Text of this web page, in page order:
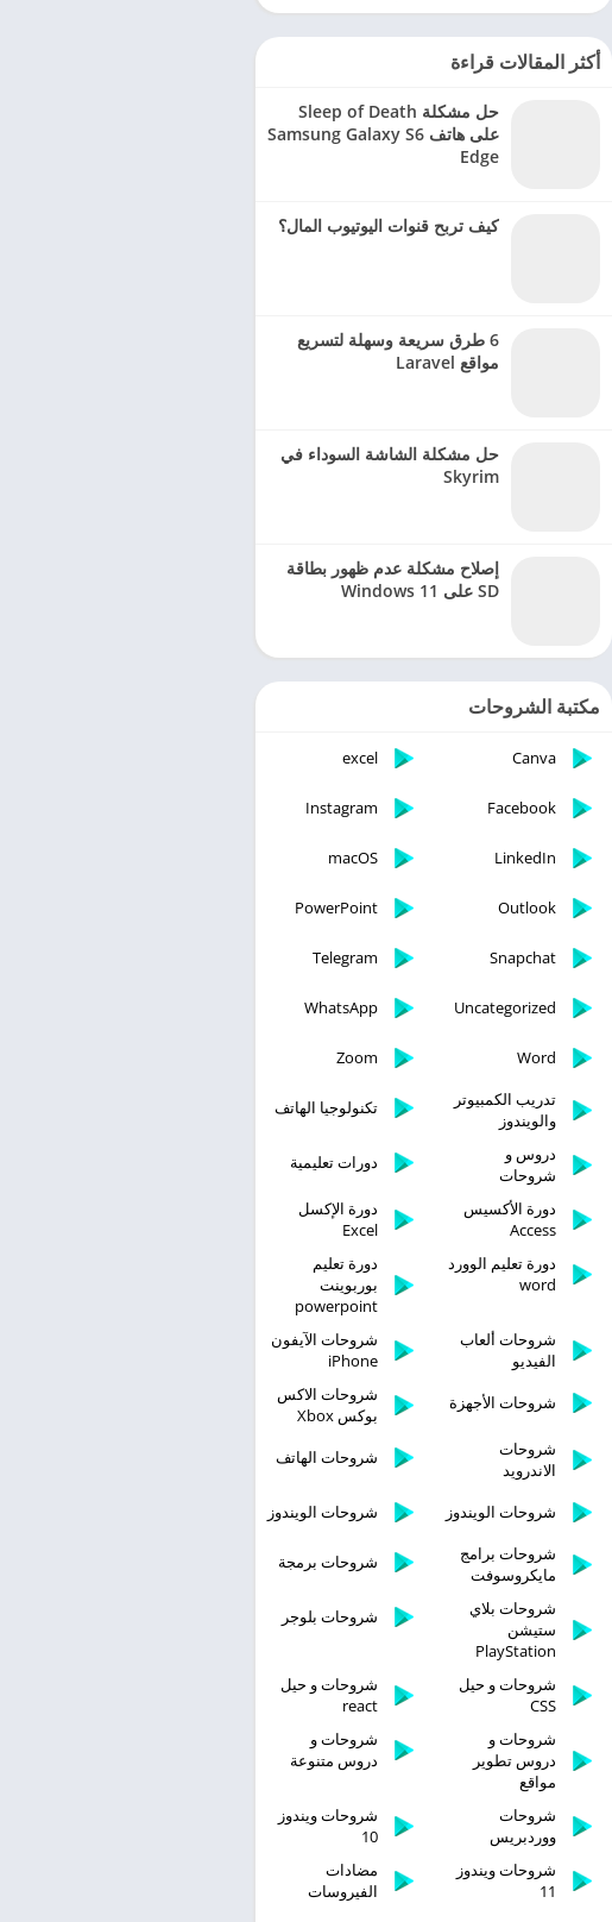
أكثر المقالات قراءة
حل مشكلة Sleep of Death
على هاتف Samsung Galaxy S6
Edge
كيف تربح قنوات اليوتيوب المال؟
6 طرق سريعة وسهلة لتسريع
مواقع Laravel
حل مشكلة الشاشة السوداء في
Skyrim
إصلاح مشكلة عدم ظهور بطاقة
SD على Windows 11
مكتبة الشروحات
Canva
excel
Facebook
Instagram
LinkedIn
macOS
Outlook
PowerPoint
Snapchat
Telegram
Uncategorized
WhatsApp
Word
Zoom
تدريب الكمبيوتر
والويندوز
تكنولوجيا الهاتف
دروس و
شروحات
دورات تعليمية
دورة الأكسيس
Access
دورة الإكسل
Excel
دورة تعليم الوورد
word
دورة تعليم
بوربوينت
powerpoint
شروحات ألعاب
الفيديو
شروحات الآيفون
iPhone
شروحات الأجهزة
شروحات الاكس
بوكس Xbox
شروحات
الاندرويد
شروحات الهاتف
شروحات الويندوز
شروحات الويندوز
شروحات برامج
مايكروسوفت
شروحات برمجة
شروحات بلاي
ستيشن
PlayStation
شروحات بلوجر
شروحات و حيل
CSS
شروحات و حيل
react
شروحات و
دروس تطوير
مواقع
شروحات و
دروس متنوعة
شروحات
ووردبريس
شروحات ويندوز
10
شروحات ويندوز
11
مضادات
الفيروسات